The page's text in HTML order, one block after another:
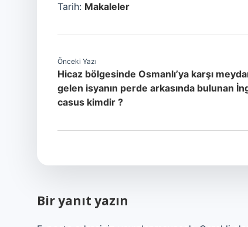
Tarih: Makaleler
Önceki Yazı
Hicaz bölgesinde Osmanlı’ya karşı
gelen isyanın perde arkasında bulunan
casus kimdir ?
Bir yanıt yazın